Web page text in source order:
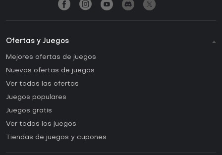
Ofertas y Juegos
Mejores ofertas de juegos
Nuevas ofertas de juegos
Ver todas las ofertas
Juegos populares
Juegos gratis
Ver todos los juegos
Tiendas de juegos y cupones